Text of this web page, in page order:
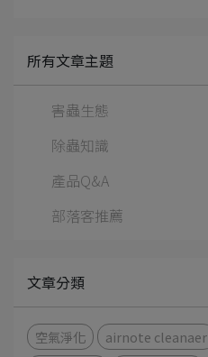
所有文章主題
害蟲生態
除蟲知識
產品Q&A
部落客推薦
文章分類
空氣淨化 airnote cleanaer